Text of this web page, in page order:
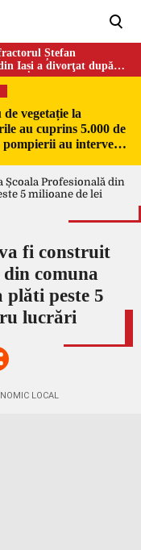
Ștefan
Iași a divorţat după
vegetație la
au cuprins 5.000 de
au intervenit
fi construit
din comuna
peste 5
lucrări
LOCAL